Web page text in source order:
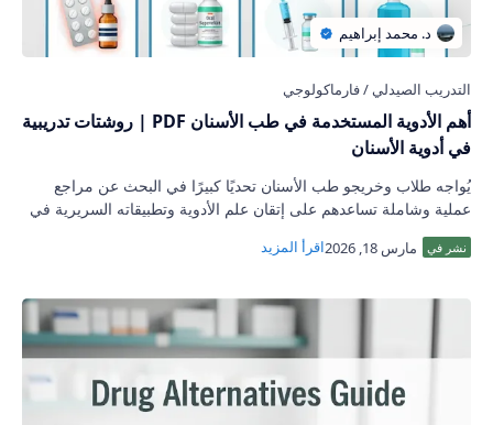
أهم الأدوية المستخدمة في طب الأسنان PDF | روشتات تدريبية
في أدوية الأسنان
يُواجه طلاب وخريجو طب الأسنان تحديًا كبيرًا في البحث عن مراجع
عملية وشاملة تساعدهم على إتقان علم الأدوية وتطبيقاته السريرية في
الممارسة اليومية. وم…